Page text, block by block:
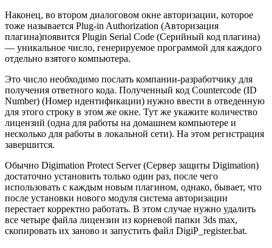
Наконец, во втором диалоговом окне авторизации, которое
тоже называется Plug-in Authorization (Авторизация
плагина)появится Plugin Serial Code (Серийный код плагина)
— уникальное число, генерируемое программой для каждого
отдельно взятого компьютера.
Это число необходимо послать компании-разработчику для
получения ответного кода. Полученный код Countercode (ID
Number) (Номер идентификации) нужно ввести в отведенную
для этого строку в этом же окне. Тут же укажите количество
лицензий (одна для работы на домашнем компьютере и
несколько для работы в локальной сети). На этом регистрация
завершится.
Обычно Digimation Protect Server (Сервер защиты Digimation)
достаточно установить только один раз, после чего
использовать с каждым новым плагином, однако, бывает, что
после установки нового модуля система авторизации
перестает корректно работать. В этом случае нужно удалить
все четыре файла лицензии из корневой папки 3ds max,
скопировать их заново и запустить файл DigiP_register.bat.